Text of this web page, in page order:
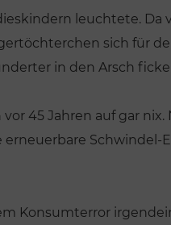
leuchtete. Da
sich für
in den Arsch
45 Jahren auf gar
erneuerbare
Konsumterror